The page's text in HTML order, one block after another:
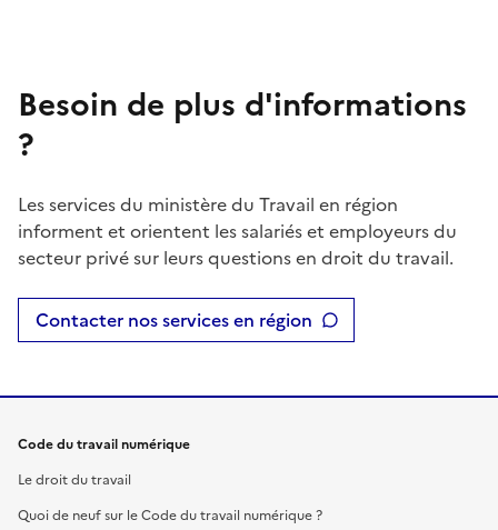
Besoin de plus d'informations
?
Les services du ministère du Travail en région
informent et orientent les salariés et employeurs du
secteur privé sur leurs questions en droit du travail.
Contacter nos services en région
Code du travail numérique
Le droit du travail
Quoi de neuf sur le Code du travail numérique ?